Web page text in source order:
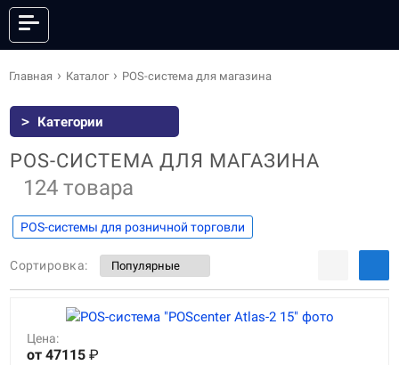
КАТАЛОГ
ОНЛАЙН КАССЫ
ФИСКАЛЬНЫЕ РЕГИСТРАТОРЫ
АНДРОИД СМАРТ-ТЕРМИНАЛЫ
POS-ПЕРИФЕРИЯ
КАССЫ САМООБСЛУЖИВАНИЯ
СКАНЕРЫ ШТРИХКОДА
ТЕРМИНАЛЫ СБОРА ДАННЫХ
ГОТОВЫЕ КОМПЛЕКТЫ
ПО И СЕРВИСЫ
АКСЕССУАРЫ
Главная Каталог POS-система для магазина
> Категории
POS-СИСТЕМА ДЛЯ МАГАЗИНА
124 товара
POS-системы для розничной торговли
Сортировка:
Цена:
от 47115 ₽